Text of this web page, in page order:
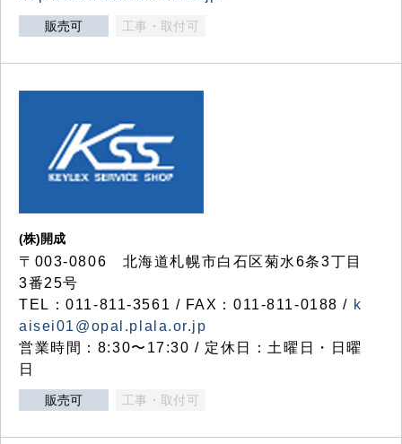
販売可 工事・取付可
(株)開成
〒003-0806 北海道札幌市白石区菊水6条3丁目
3番25号
TEL：011-811-3561 / FAX：011-811-0188 / k
aisei01@opal.plala.or.jp
営業時間：8:30〜17:30 / 定休日：土曜日・日曜
日
販売可 工事・取付可